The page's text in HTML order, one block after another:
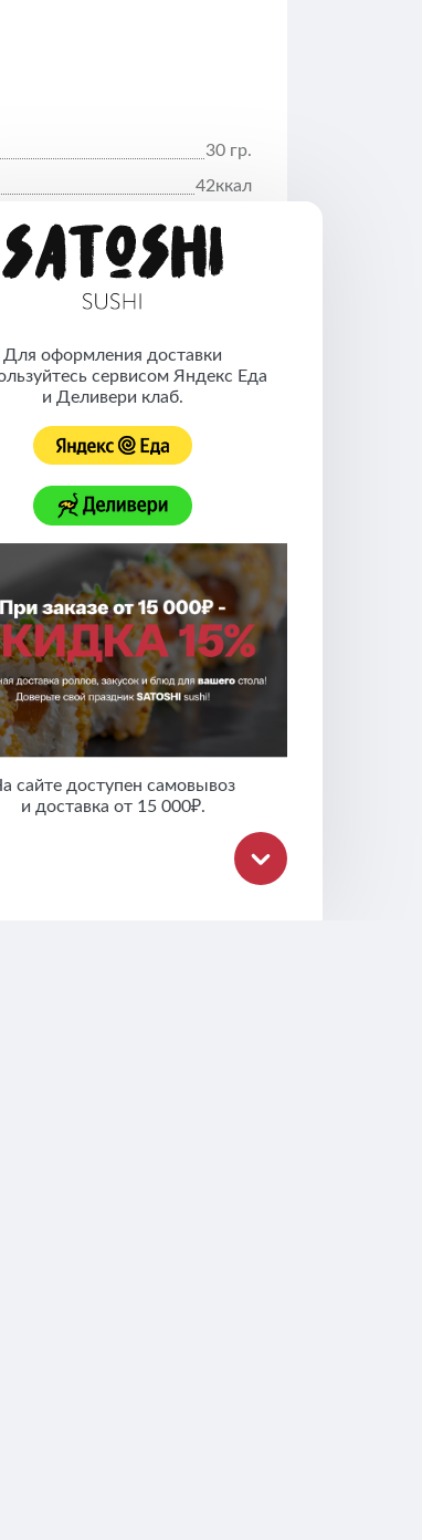
30 гр.
42ккал
Для оформления доставки
сервисом Яндекс Еда
и Деливери клаб.
сайте доступен самовывоз
и доставка от 15 000₽.